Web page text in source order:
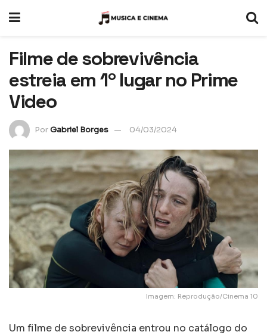
Filme de sobrevivência
estreia em 1º lugar no Prime
Video
PorGabriel Borges 04/03/2024
Imagem: Reprodução/Cinema 10
Um filme de sobrevivência entrou no catálogo do